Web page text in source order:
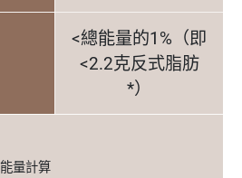
<總能量的1%（即
<2.2克反式脂肪
*）
量計算